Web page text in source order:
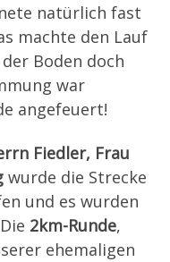
natürlich fast
machte den Lauf
Boden doch
war
angefeuert!
Fiedler, Frau
wurde die Strecke
und es wurden
2km-Runde,
ehemaligen